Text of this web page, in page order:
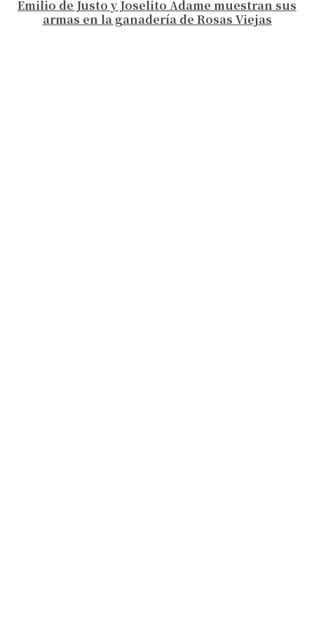
Emilio de Justo y Joselito Adame muestran sus
armas en la ganadería de Rosas Viejas